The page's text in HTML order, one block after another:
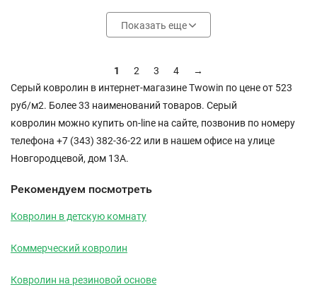
Показать еще
1 2 3 4
→
Серый ковролин в интернет-магазине Twowin по цене от 523
руб/м2. Более 33 наименований товаров. Серый
ковролин можно купить on-line на сайте, позвонив по номеру
телефона +7 (343) 382-36-22 или в нашем офисе на улице
Новгородцевой, дом 13А.
Рекомендуем посмотреть
Ковролин в детскую комнату
Коммерческий ковролин
Ковролин на резиновой основе